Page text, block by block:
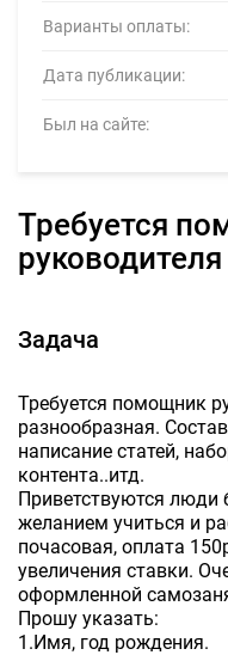
Варианты оплаты:
Дата публикации:
Был на сайте:
Требуется помощник
руководителя
Задача
Требуется помощник
разнообразная.
написание статей,
контента..итд.
Приветствуются люди
желанием учиться и
почасовая, оплата
увеличения ставки.
оформленной
Прошу указать:
1.Имя, год рождения.